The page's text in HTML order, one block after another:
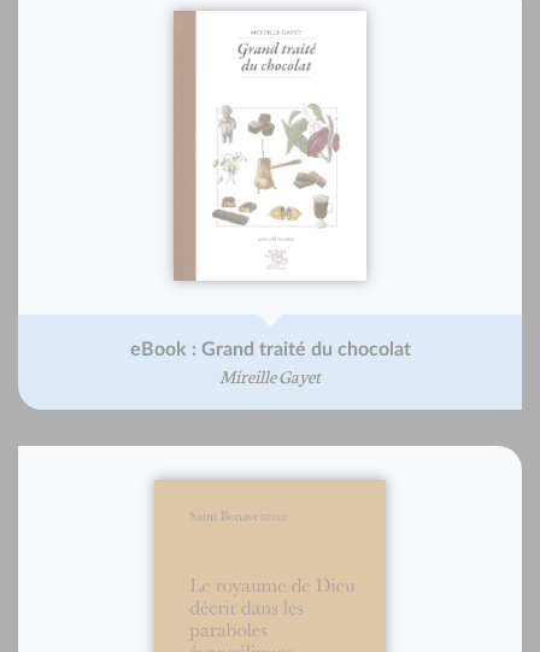
eBook : Grand traité du chocolat
Mireille Gayet